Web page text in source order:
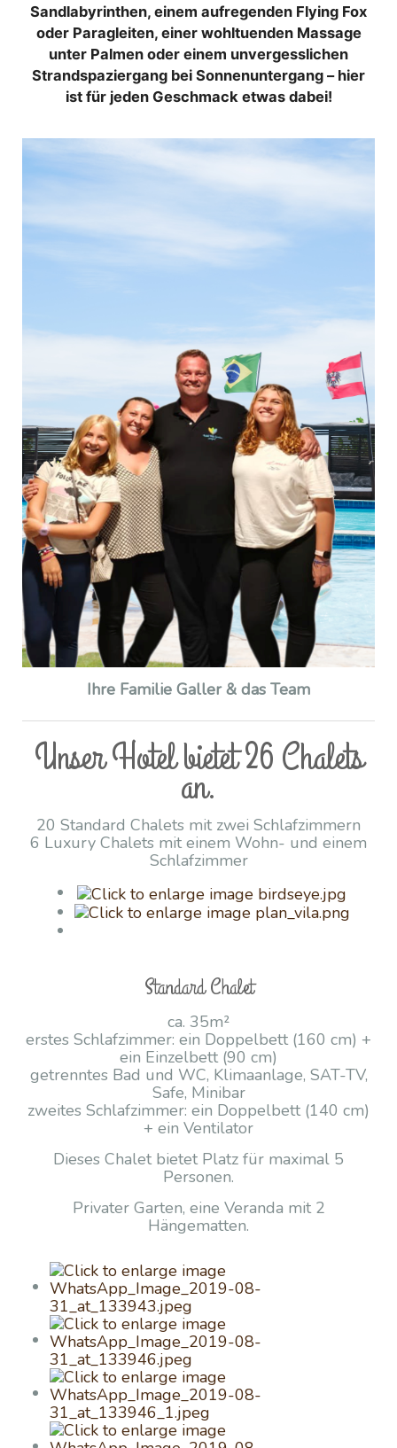
Sandlabyrinthen, einem aufregenden Flying Fox
oder Paragleiten, einer wohltuenden Massage
unter Palmen oder einem unvergesslichen
Strandspaziergang bei Sonnenuntergang – hier
ist für jeden Geschmack etwas dabei!
Ihre Familie Galler & das Team
Unser Hotel bietet 26 Chalets
an.
20 Standard Chalets mit zwei Schlafzimmern
6 Luxury Chalets mit einem Wohn- und einem
Schlafzimmer
Standard Chalet
ca. 35m²
erstes Schlafzimmer: ein Doppelbett (160 cm) +
ein Einzelbett (90 cm)
getrenntes Bad und WC, Klimaanlage, SAT-TV,
Safe, Minibar
zweites Schlafzimmer: ein Doppelbett (140 cm)
+ ein Ventilator
Dieses Chalet bietet Platz für maximal 5
Personen.
Privater Garten, eine Veranda mit 2
Hängematten.